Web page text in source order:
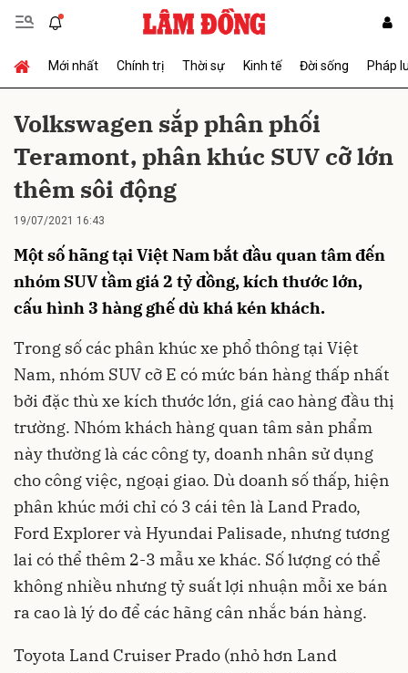
Mới nhất Chính trị Thời sự Kinh tế Đời sống Pháp
Volkswagen sắp phân phối
Teramont, phân khúc SUV cỡ lớn
thêm sôi động
19/07/2021 16:43
Một số hãng tại Việt Nam bắt đầu quan tâm đến
nhóm SUV tầm giá 2 tỷ đồng, kích thước lớn,
cấu hình 3 hàng ghế dù khá kén khách.
Trong số các phân khúc xe phổ thông tại Việt
Nam, nhóm SUV cỡ E có mức bán hàng thấp nhất
bởi đặc thù xe kích thước lớn, giá cao hàng đầu thị
trường. Nhóm khách hàng quan tâm sản phẩm
này thường là các công ty, doanh nhân sử dụng
cho công việc, ngoại giao. Dù doanh số thấp, hiện
phân khúc mới chỉ có 3 cái tên là Land Prado,
Ford Explorer và Hyundai Palisade, nhưng tương
lai có thể thêm 2-3 mẫu xe khác. Số lượng có thể
không nhiều nhưng tỷ suất lợi nhuận mỗi xe bán
ra cao là lý do để các hãng cân nhắc bán hàng.
Toyota Land Cruiser Prado (nhỏ hơn Land
Gửi bình luận
Hủy Gửi